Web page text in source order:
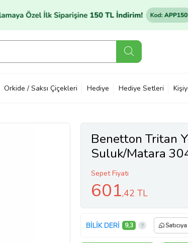
Orkide / Saksı Çiçekleri Hediye Hediye Setleri
Benetton Tritan
Suluk/Matara
Sepet Fiyatı
601,42 TL
BİLİK DERİ 9,3